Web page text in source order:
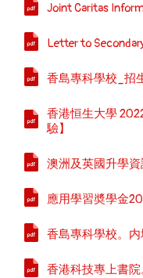
Joint Caritas
Letter to
香島專科學校_招
香港恒生大學
驗】
澳洲及英國升學
應用學習奬學金
香島專科學校。
香港科技專上書